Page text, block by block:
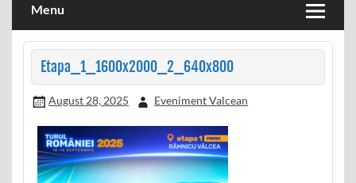
Menu
Etapa_1_1600x2000_2_640x800
August 28, 2025 Eveniment Valcean